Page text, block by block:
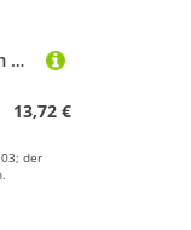
Federmäppchen, leuchtet im Dunkeln, großes Fassungsvermögen, niedliches Federmäppchen, Make-up-Kosmetiktasche für Damen und Herren
13,72 €
der